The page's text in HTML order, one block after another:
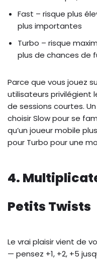
Fast – risque plus
plus importantes
Turbo – risque
plus de chances de
Parce que vous jouez
utilisateurs privilégient
de sessions courtes.
choisir Slow pour se
qu’un joueur mobile
pour Turbo pour une
4.
Petits Twists
Le vrai plaisir vient de
— pensez +1, +2, +5